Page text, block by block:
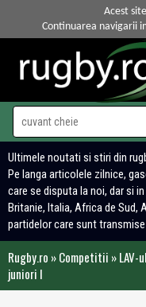
Acest
Continuarea navigarii
Ultimele noutati si stiri din
Pe langa articolele zilnice,
care se disputa la noi, dar si
Britanie, Italia, Africa de Sud,
partidelor care sunt transmise
Rugby.ro »Competitii »LAV-
juniori I